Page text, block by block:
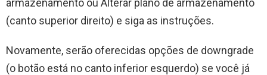
(canto superior direito) e siga as instruções.
Novamente, serão oferecidas opções de downgrade
(o botão está no canto inferior esquerdo) se você já